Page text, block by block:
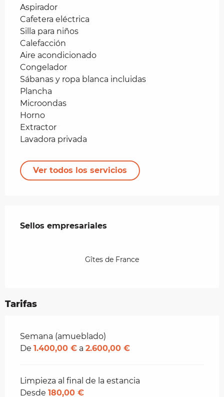
Aspirador
Cafetera eléctrica
Silla para niños
Calefacción
Aire acondicionado
Congelador
Sábanas y ropa blanca incluidas
Plancha
Microondas
Horno
Extractor
Lavadora privada
Ver todos los servicios
Sellos empresariales
Sellos empresariales
Gîtes de France
Tarifas
Tarifas 2026
Semana (amueblado)
De 1.400,00 € a 2.600,00 €
Limpieza al final de la estancia
Desde 180,00 €